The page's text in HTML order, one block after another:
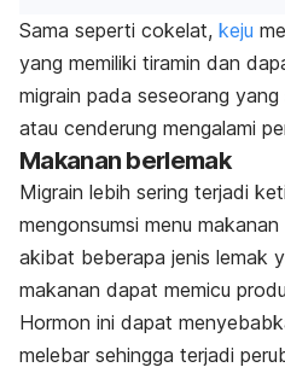
Sama seperti cokelat, keju
yang memiliki tiramin dan
migrain pada seseorang
atau cenderung mengalami
Makanan berlemak
Migrain lebih sering terjadi
mengonsumsi menu
akibat beberapa jenis lemak
makanan dapat memicu
Hormon ini dapat
melebar sehingga terjadi